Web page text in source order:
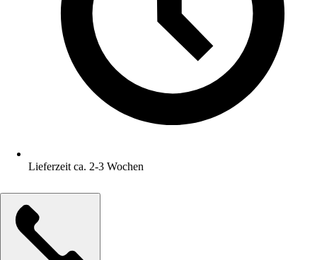
Lieferzeit ca. 2-3 Wochen